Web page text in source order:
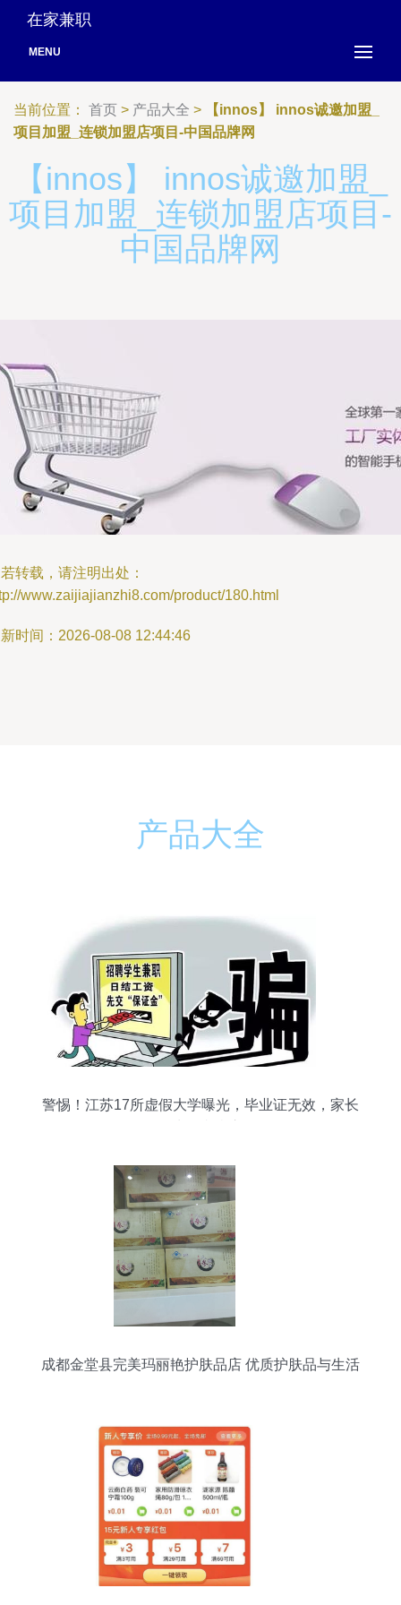
在家兼职
MENU
当前位置： 首页 > 产品大全 >
【innos】 innos诚邀加盟_
项目加盟_连锁加盟店项目-中国品牌网
【innos】 innos诚邀加盟_
项目加盟_连锁加盟店项目-
中国品牌网
转载，请注明出处：
www.zaijiajianzhi8.com/product/180.html
时间：2026-08-08 12:44:46
产品大全
警惕！江苏17所虚假大学曝光，毕业证无效，家长
成都金堂县完美玛丽艳护肤品店 优质护肤品与生活